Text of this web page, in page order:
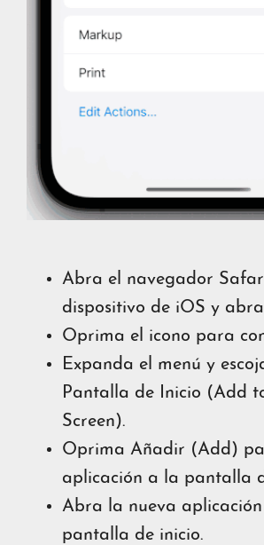
Abra el navegador
dispositivo de iOS y
Oprima el icono para
Expanda el menú y
Pantalla de Inicio (Add
Screen).
Oprima Añadir (Add)
aplicación a la pantalla
Abra la nueva aplicación
pantalla de inicio.